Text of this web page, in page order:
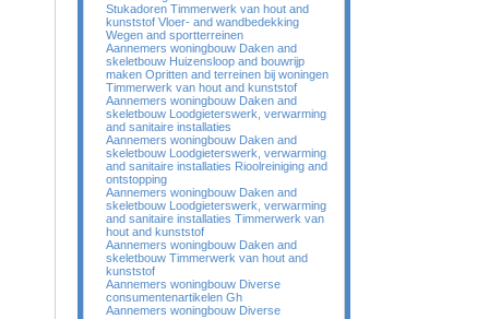
Stukadoren Timmerwerk van hout and
kunststof Vloer- and wandbedekking
Wegen and sportterreinen
Aannemers woningbouw Daken and
skeletbouw Huizensloop and bouwrijp
maken Opritten and terreinen bij woningen
Timmerwerk van hout and kunststof
Aannemers woningbouw Daken and
skeletbouw Loodgieterswerk, verwarming
and sanitaire installaties
Aannemers woningbouw Daken and
skeletbouw Loodgieterswerk, verwarming
and sanitaire installaties Rioolreiniging and
ontstopping
Aannemers woningbouw Daken and
skeletbouw Loodgieterswerk, verwarming
and sanitaire installaties Timmerwerk van
hout and kunststof
Aannemers woningbouw Daken and
skeletbouw Timmerwerk van hout and
kunststof
Aannemers woningbouw Diverse
consumentenartikelen Gh
Aannemers woningbouw Diverse